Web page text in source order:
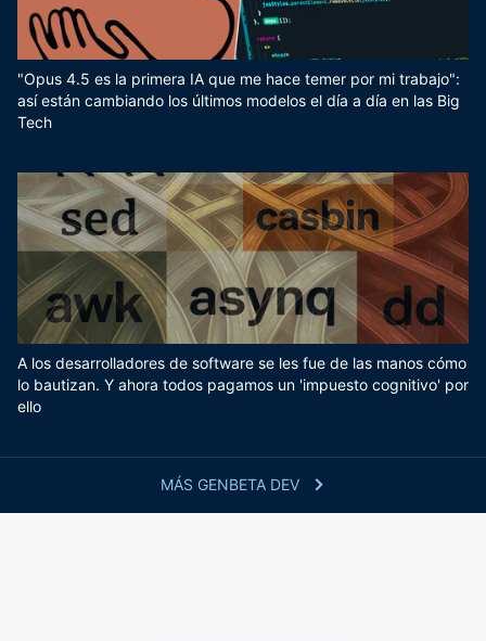
MÁS GENBETA DEV
"Opus 4.5 es la primera IA que me hace temer por mi trabajo":
así están cambiando los últimos modelos el día a día en las Big
Tech
A los desarrolladores de software se les fue de las manos cómo
lo bautizan. Y ahora todos pagamos un 'impuesto cognitivo' por
ello